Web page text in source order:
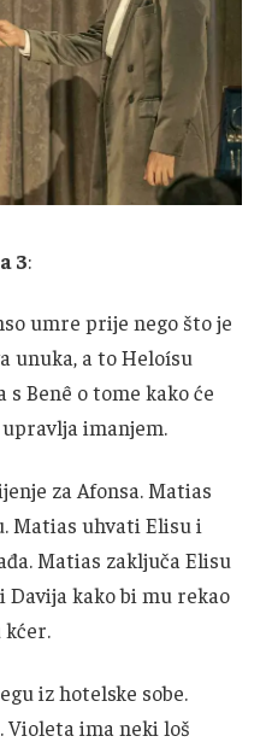
3:
umre prije nego što je
unuka, a to Heloísu
Benê o tome kako će
imanjem.
za Afonsa. Matias
Matias uhvati Elisu i
Matias zaključa Elisu
kako bi mu rekao
kćer.
iz hotelske sobe.
Violeta ima neki loš